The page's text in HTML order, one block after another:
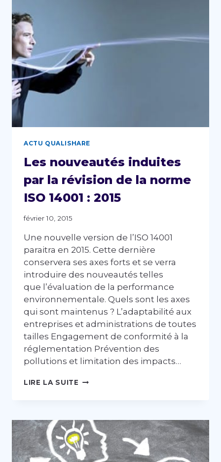
PUBLIÉES
!
ACTU QUALISHARE
Les nouveautés induites
par la révision de la norme
ISO 14001 : 2015
février 10, 2015
Une nouvelle version de l’ISO 14001
paraitra en 2015. Cette dernière
conservera ses axes forts et se verra
introduire des nouveautés telles
que l’évaluation de la performance
environnementale. Quels sont les axes
qui sont maintenus ? L’adaptabilité aux
entreprises et administrations de toutes
tailles Engagement de conformité à la
réglementation Prévention des
pollutions et limitation des impacts…
LIRE LA SUITE LES
LA
RÉVISION
DE
LA
NORME